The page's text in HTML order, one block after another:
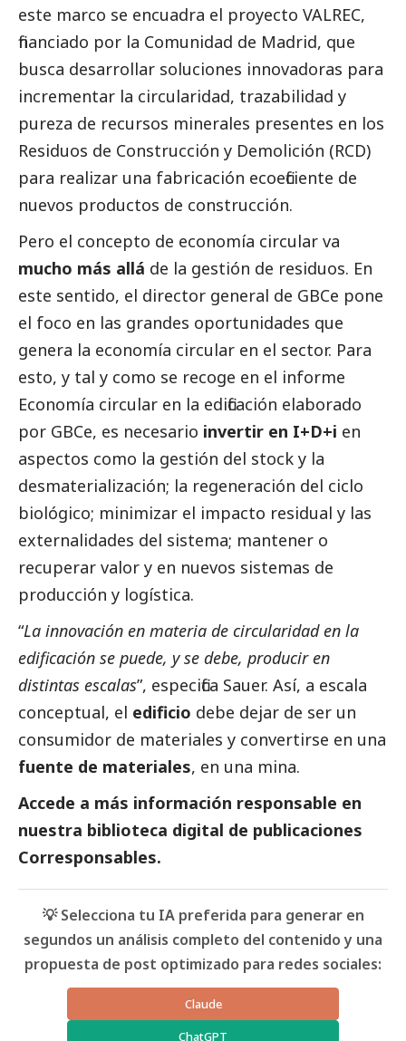
este marco se encuadra el proyecto VALREC,
financiado por la Comunidad de Madrid, que
busca desarrollar soluciones innovadoras para
incrementar la circularidad, trazabilidad y
pureza de recursos minerales presentes en los
Residuos de Construcción y Demolición (RCD)
para realizar una fabricación ecoeficiente de
nuevos productos de construcción.
Pero el concepto de economía circular va
mucho más allá de la gestión de residuos. En
este sentido, el director general de GBCe pone
el foco en las grandes oportunidades que
genera la economía circular en el sector. Para
esto, y tal y como se recoge en el informe
Economía circular en la edificación elaborado
por GBCe, es necesario invertir en I+D+i en
aspectos como la gestión del stock y la
desmaterialización; la regeneración del ciclo
biológico; minimizar el impacto residual y las
externalidades del sistema; mantener o
recuperar valor y en nuevos sistemas de
producción y logística.
“La innovación en materia de circularidad en la
edificación se puede, y se debe, producir en
distintas escalas”, especifica Sauer. Así, a escala
conceptual, el edificio debe dejar de ser un
consumidor de materiales y convertirse en una
fuente de materiales, en una mina.
Accede a más información responsable en
nuestra biblioteca digital de publicaciones
Corresponsables.
💡 Selecciona tu IA preferida para generar en
segundos un análisis completo del contenido y una
propuesta de post optimizado para redes sociales:
Claude
ChatGPT